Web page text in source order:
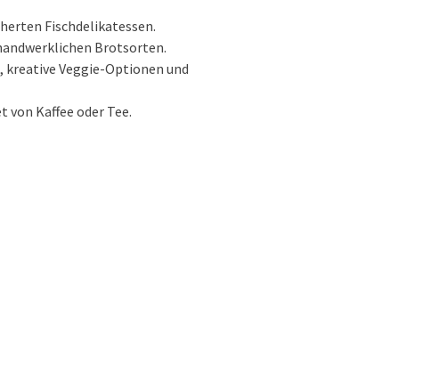
Fischdelikatessen.
Brotsorten.
kreative Veggie-Optionen und
Kaffee oder Tee.